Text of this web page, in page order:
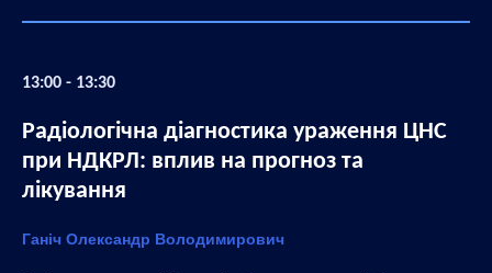
13:00 - 13:30
Радіологічна діагностика ураження ЦНС
при НДКРЛ: вплив на прогноз та
лікування
Ганіч Олександр Володимирович